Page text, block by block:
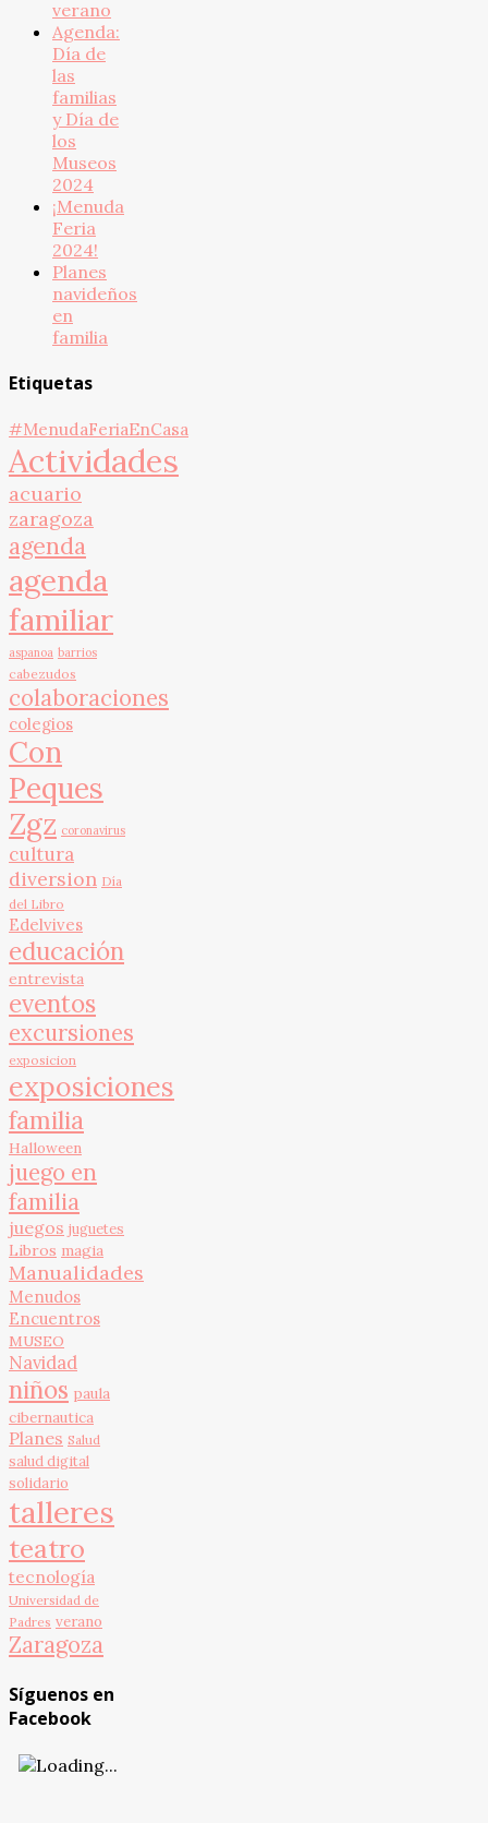
verano
Agenda:
Día de
las
familias
y Día de
los
Museos
2024
¡Menuda
Feria
2024!
Planes
navideños
en
familia
Etiquetas
#MenudaFeriaEnCasa
Actividades
acuario
zaragoza
agenda
agenda
familiar
aspanoa barrios
cabezudos
colaboraciones
colegios
Con
Peques
Zgz coronavirus
cultura
diversion Día
del Libro
Edelvives
educación
entrevista
eventos
excursiones
exposicion
exposiciones
familia
Halloween
juego en
familia
juegos juguetes
Libros magia
Manualidades
Menudos
Encuentros
MUSEO
Navidad
niños paula
cibernautica
Planes Salud
salud digital
solidario
talleres
teatro
tecnología
Universidad de
Padres verano
Zaragoza
Síguenos en
Facebook